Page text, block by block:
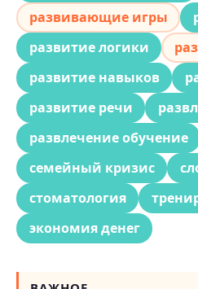
развивающие игры
развитие логики
развитие навыков
развитие речи
развлечение обучение
семейный кризис
стоматология
экономия денег